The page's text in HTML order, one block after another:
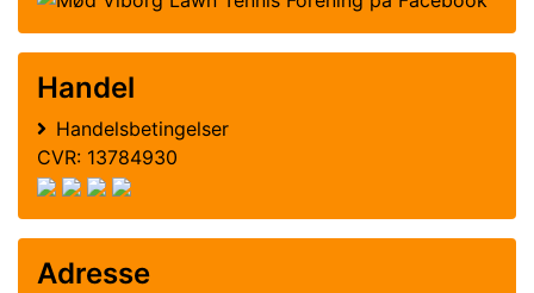
Handel
Handelsbetingelser
CVR: 13784930
Adresse